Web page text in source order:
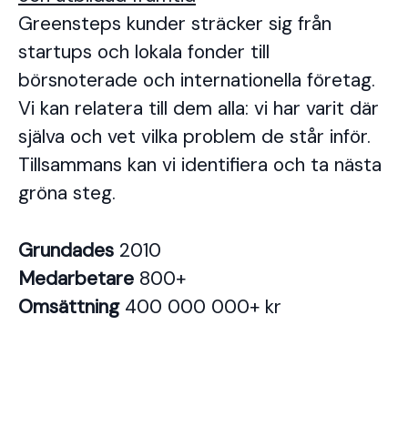
Greensteps kunder sträcker sig från
startups och lokala fonder till
börsnoterade och internationella företag.
Vi kan relatera till dem alla: vi har varit där
själva och vet vilka problem de står inför.
Tillsammans kan vi identifiera och ta nästa
gröna steg.
Grundades 2010
Medarbetare 800+
Omsättning 400 000 000+ kr